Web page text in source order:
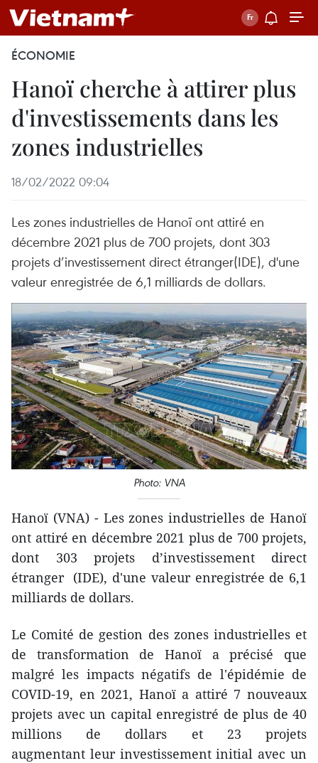
ÉCONOMIE
Hanoï cherche à attirer plus
d'investissements dans les
zones industrielles
18/02/2022 09:04
Les zones industrielles de Hanoï ont attiré en
décembre 2021 plus de 700 projets, dont 303
projets d’investissement direct étranger(IDE), d'une
valeur enregistrée de 6,1 milliards de dollars.
Photo: VNA
Hanoï (VNA) - Les zones industrielles de Hanoï
ont attiré en décembre 2021 plus de 700 projets,
dont 303 projets d’investissement direct
étranger (IDE), d'une valeur enregistrée de 6,1
milliards de dollars.
Le Comité de gestion des zones industrielles et
de transformation de Hanoï a précisé que
malgré les impacts négatifs de l'épidémie de
COVID-19, en 2021, Hanoï a attiré 7 nouveaux
projets avec un capital enregistré de plus de 40
millions de dollars et 23 projets
augmentant leur investissement initial avec un